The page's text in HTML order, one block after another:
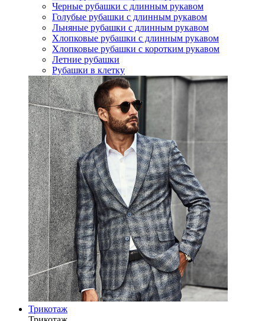
Черные рубашки с длинным рукавом
Голубые рубашки с длинным рукавом
Льняные рубашки с длинным рукавом
Хлопковые рубашки с длинным рукавом
Хлопковые рубашки с коротким рукавом
Летние рубашки
Рубашки в клетку
Трикотаж